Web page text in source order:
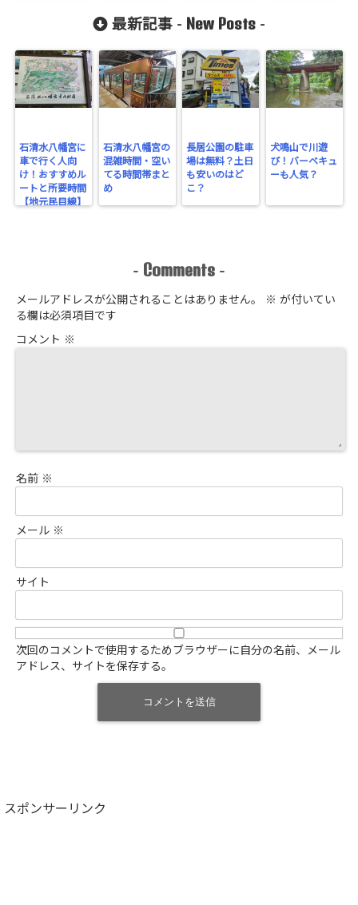
最新記事 - New Posts -
石清水八幡宮に
車で行く人向
け！おすすめル
ートと所要時間
【地元民目線】
石清水八幡宮の
混雑時間・空い
てる時間帯まと
め
長居公園の駐車
場は無料？土日
も安いのはど
こ？
犬鳴山で川遊
び！バーベキュ
ーも人気？
- Comments -
メールアドレスが公開されることはありません。 ※ が付いてい
る欄は必須項目です
コメント ※
名前 ※
メール ※
サイト
次回のコメントで使用するためブラウザーに自分の名前、メール
アドレス、サイトを保存する。
スポンサーリンク